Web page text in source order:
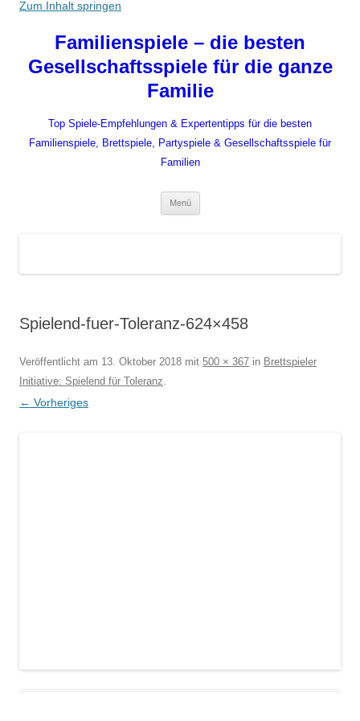
Zum Inhalt springen
Familienspiele – die besten
Gesellschaftsspiele für die ganze
Familie
Top Spiele-Empfehlungen & Expertentipps für die besten
Familienspiele, Brettspiele, Partyspiele & Gesellschaftsspiele für
Familien
Menü
Spielend-fuer-Toleranz-624×458
Veröffentlicht am 13. Oktober 2018 mit 500 × 367 in Brettspieler
Initiative: Spielend für Toleranz.
← Vorheriges